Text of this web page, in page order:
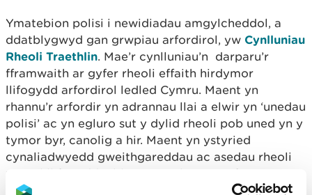
Ymatebion polisi i newidiadau amgylcheddol, a
ddatblygwyd gan grwpiau arfordirol, yw Cynlluniau
Rheoli Traethlin. Mae’r cynlluniau’n darparu’r
fframwaith ar gyfer rheoli effaith hirdymor
llifogydd arfordirol ledled Cymru. Maent yn
rhannu’r arfordir yn adrannau llai a elwir yn ‘unedau
polisi’ ac yn egluro sut y dylid rheoli pob uned yn y
tymor byr, canolig a hir. Maent yn ystyried
cynaliadwyedd gweithgareddau ac asedau rheoli
perygl llifogydd a blaenoriaethau ar gyfer
amddiffyn rhag llifogydd.